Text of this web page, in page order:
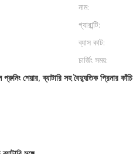
নাম:
গ্যারান্টি:
ব্যাস কাট:
চার্জিং সময়:
প্রুনিং শেয়ার,ব্যাটারি সহ বৈদ্যুতিক প্রিনার কাঁচি